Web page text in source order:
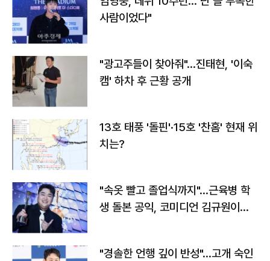
사람이었다"
"광고주들이 찾아줘"…진태현, '이숙
캠' 하차 후 근황 공개
13호 태풍 '돌핀'·15호 '찬홈' 현재 위
치는?
"속옷 빨고 졸업식까지"…근육병 학
생 돌본 공익, 코미디언 김규원이었
"경솔한 언행 깊이 반성"…고개 숙인